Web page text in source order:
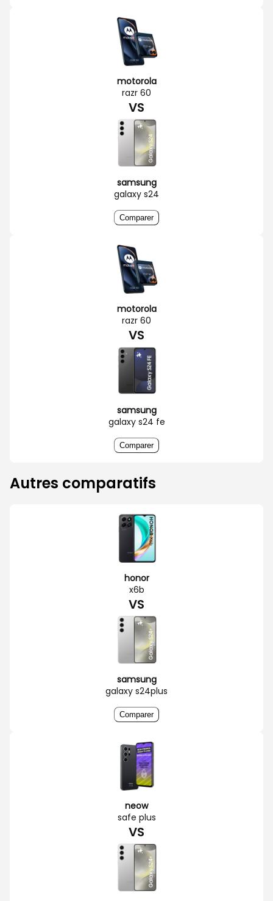
motorola
razr 60
VS
samsung
galaxy s24
Comparer
motorola
razr 60
VS
samsung
galaxy s24 fe
Comparer
Autres comparatifs
honor
x6b
VS
samsung
galaxy s24plus
Comparer
neow
safe plus
VS